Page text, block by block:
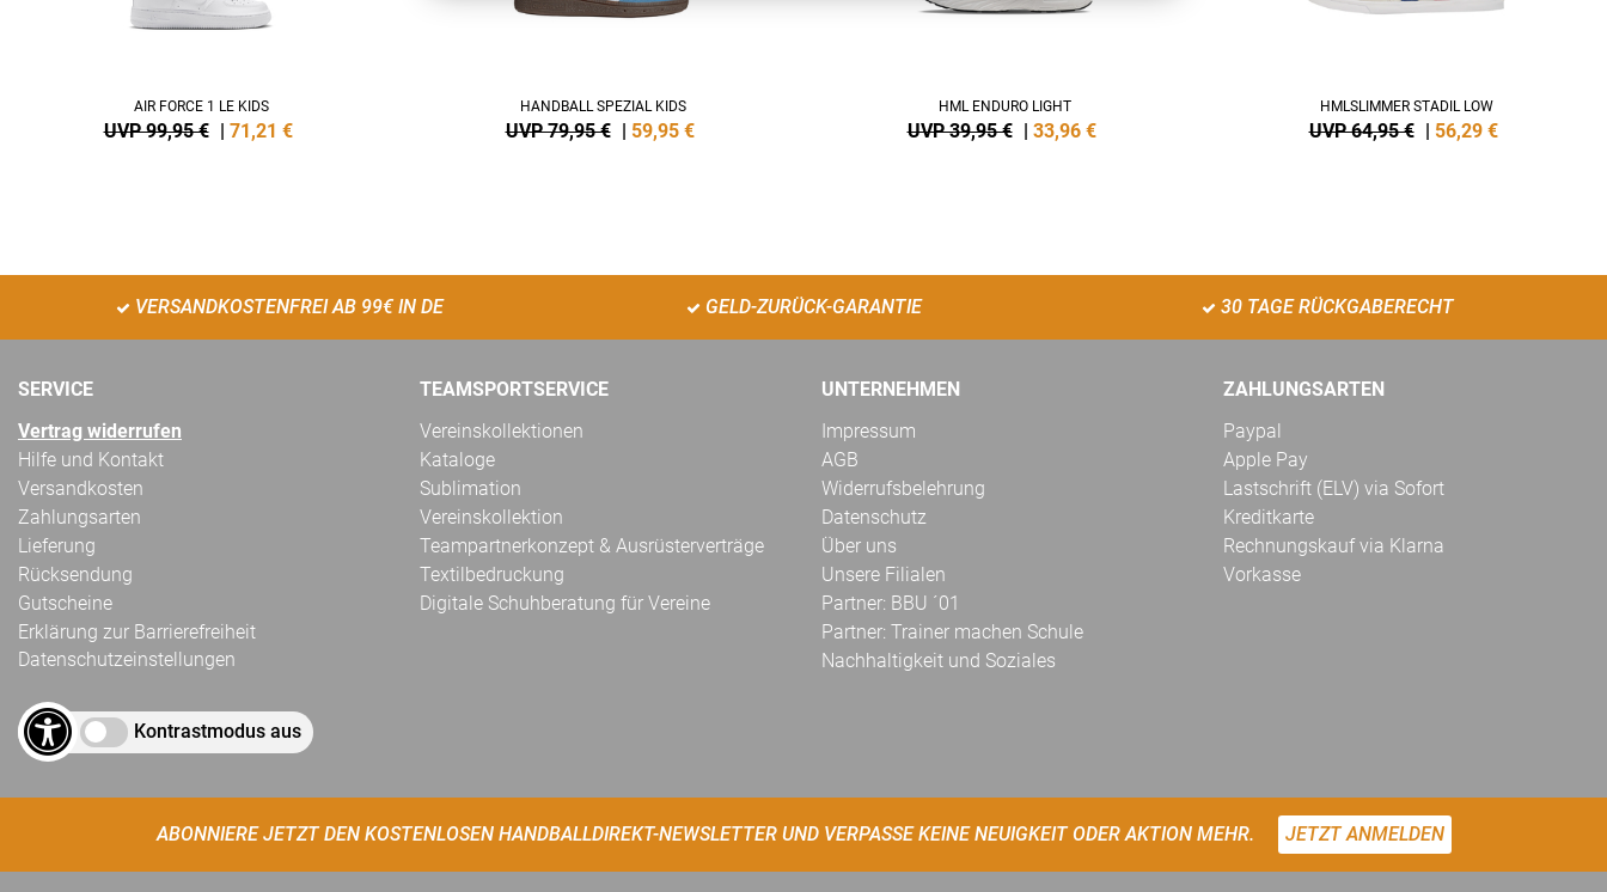
AIR FORCE 1 LE KIDS
UVP 99,95 € | 71,21 €
HANDBALL SPEZIAL KIDS
UVP 79,95 € | 59,95 €
HML ENDURO LIGHT
UVP 39,95 € | 33,96 €
HMLSLIMMER STADIL LOW
UVP 64,95 € | 56,29 €
VERSANDKOSTENFREI AB 99€ IN DE GELD-ZURÜCK-GARANTIE 30 TAGE RÜCKGABERECHT
SERVICE
Vertrag widerrufen
Hilfe und Kontakt
Versandkosten
Zahlungsarten
Lieferung
Rücksendung
Gutscheine
Erklärung zur Barrierefreiheit
Datenschutzeinstellungen
Kontrastmodus aus
TEAMSPORTSERVICE
Vereinskollektionen
Kataloge
Sublimation
Vereinskollektion
Teampartnerkonzept & Ausrüsterverträge
Textilbedruckung
Digitale Schuhberatung für Vereine
UNTERNEHMEN
Impressum
AGB
Widerrufsbelehrung
Datenschutz
Über uns
Unsere Filialen
Partner: BBU ´01
Partner: Trainer machen Schule
Nachhaltigkeit und Soziales
ZAHLUNGSARTEN
Paypal
Apple Pay
Lastschrift (ELV) via Sofort
Kreditkarte
Rechnungskauf via Klarna
Vorkasse
ABONNIERE JETZT DEN KOSTENLOSEN HANDBALLDIREKT-NEWSLETTER UND VERPASSE KEINE NEUIGKEIT ODER AKTION MEHR. JETZT ANMELDEN